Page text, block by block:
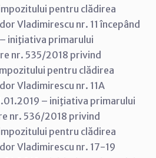
pentru clădirea
Vladimirescu nr. 11 începând
iniţiativa primarului
nr. 535/2018 privind
pentru clădirea
Vladimirescu nr. 11A
– iniţiativa primarului
nr. 536/2018 privind
pentru clădirea
Vladimirescu nr. 17-19